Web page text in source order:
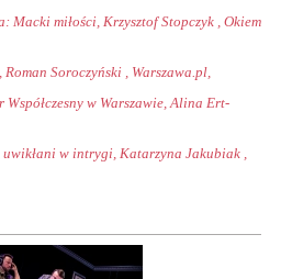
Macki miłości, Krzysztof Stopczyk , Okiem
Soroczyński , Warszawa.pl,
Współczesny w Warszawie, Alina Ert-
w intrygi, Katarzyna Jakubiak ,